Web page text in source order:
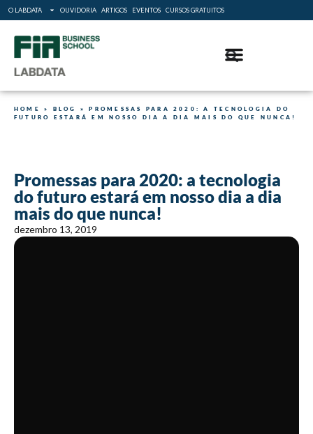
O LABDATA OUVIDORIA ARTIGOS EVENTOS CURSOS GRATUITOS
HOME » BLOG »PROMESSAS PARA 2020: A TECNOLOGIA DO
FUTURO ESTARÁ EM NOSSO DIA A DIA MAIS DO QUE NUNCA!
Promessas para 2020: a tecnologia
do futuro estará em nosso dia a dia
mais do que nunca!
dezembro 13, 2019